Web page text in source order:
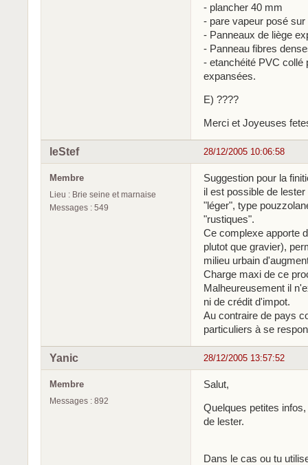
- plancher 40 mm
- pare vapeur posé sur
- Panneaux de liège
- Panneau fibres
- etanchéité PVC collé
expansées.
E) ????
Merci et Joyeuses
28/12/2005 10:06:58
leStef
Membre
Lieu : Brie seine et marnaise
Messages : 549
Suggestion pour la
il est possible de
"léger", type
"rustiques".
Ce complexe apporte
plutot que gravier),
milieu urbain
Charge maxi de ce
Malheureusement il
ni de crédit d'impot.
Au contraire de pays
particuliers à se
28/12/2005 13:57:52
Yanic
Membre
Messages : 892
Salut,
Quelques petites
de lester.
Dans le cas ou tu